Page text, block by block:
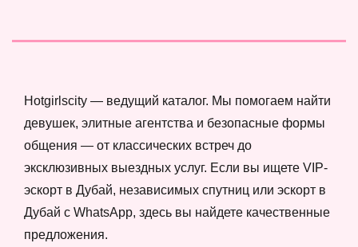
Hotgirlscity — ведущий каталог. Мы помогаем найти
девушек, элитные агентства и безопасные формы
общения — от классических встреч до
эксклюзивных выездных услуг. Если вы ищете VIP-
эскорт в Дубай, независимых спутниц или эскорт в
Дубай с WhatsApp, здесь вы найдете качественные
предложения.